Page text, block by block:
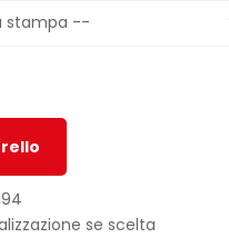
se scelta